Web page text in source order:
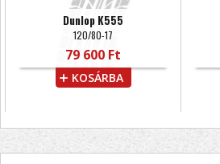
Dunlop K555
120/80-17
79 600 Ft
KOSÁRBA